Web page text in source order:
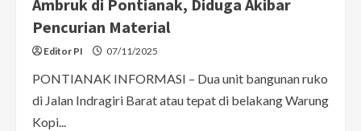
Ambruk di Pontianak, Diduga Akibar
Pencurian Material
Editor PI 07/11/2025
PONTIANAK INFORMASI – Dua unit bangunan ruko
di Jalan Indragiri Barat atau tepat di belakang Warung
Kopi...